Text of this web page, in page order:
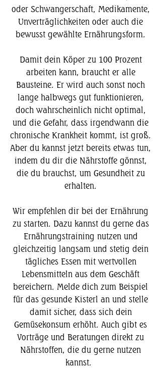
oder Schwangerschaft, Medikamente,
Unverträglichkeiten oder auch die
bewusst gewählte Ernährungsform.
Damit dein Köper zu 100 Prozent
arbeiten kann, braucht er alle
Bausteine. Er wird auch sonst noch
lange halbwegs gut funktionieren,
doch wahrscheinlich nicht optimal,
und die Gefahr, dass irgendwann die
chronische Krankheit kommt, ist groß.
Aber du kannst jetzt bereits etwas tun,
indem du dir die Nährstoffe gönnst,
die du brauchst, um Gesundheit zu
erhalten.
Wir empfehlen dir bei der Ernährung
zu starten. Dazu kannst du gerne das
Ernährungstraining nutzen und
gleichzeitig langsam und stetig dein
tägliches Essen mit wertvollen
Lebensmitteln aus dem Geschäft
bereichern. Melde dich zum Beispiel
für das gesunde Kisterl an und stelle
damit sicher, dass sich dein
Gemüsekonsum erhöht. Auch gibt es
Vorträge und Beratungen direkt zu
Nährstoffen, die du gerne nutzen
kannst.